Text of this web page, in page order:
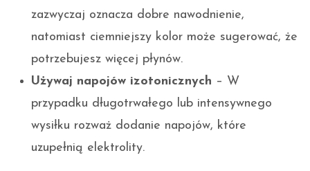
zazwyczaj oznacza dobre nawodnienie,
natomiast ciemniejszy kolor może sugerować, że
potrzebujesz więcej płynów.
Używaj napojów izotonicznych – W
przypadku długotrwałego lub intensywnego
wysiłku rozważ dodanie napojów, które
uzupełnią elektrolity.